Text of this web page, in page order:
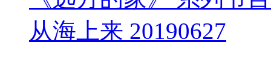
从海上来 20190627